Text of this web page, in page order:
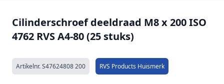
Cilinderschroef deeldraad M8 x 200 ISO
4762 RVS A4-80 (25 stuks)
Artikelnr.S47624808 200 RVS Products Huismerk